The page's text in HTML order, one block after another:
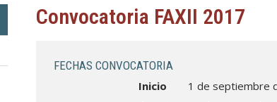
Convocatoria FAXII 2017
FECHAS CONVOCATORIA
Inicio
1 de septiembre